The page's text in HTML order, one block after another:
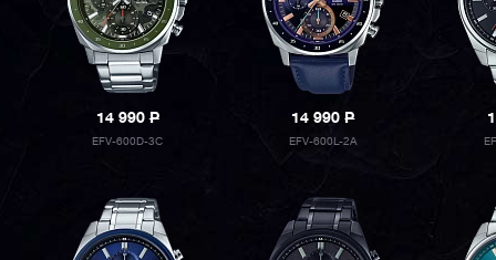
14 990P
EFV-600D-3C
14 990P
EFV-600L-2A